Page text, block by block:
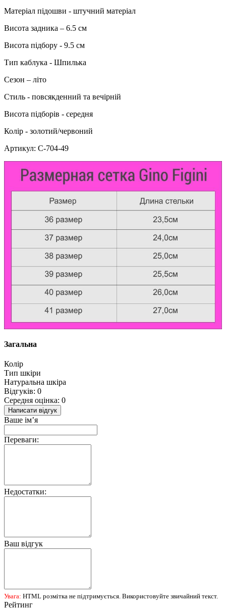
Матеріал підошви - штучний матеріал
Висота задника – 6.5 см
Висота підбору - 9.5 см
Тип каблука - Шпилька
Сезон – літо
Стиль - повсякденний та вечірній
Висота підборів - середня
Колір - золотий/червоний
Артикул: С-704-49
Загальна
Колір
Тип шкіри
Натуральна шкіра
Відгуків: 0
Середня оцінка: 0
Написати відгук
Ваше ім’я
Переваги:
Недостатки:
Ваш відгук
Увага: HTML розмітка не підтримується. Використовуйте звичайний текст.
Рейтинг